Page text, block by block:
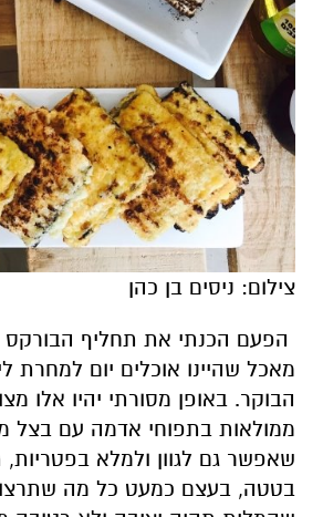
צילום: ניסים בן כהן
הפעם הכנתי את תחליף הבורקס
מאכל שהיינו אוכלים יום למחרת
הבוקר. באופן מסורתי יהיו אלו
ממולאות בתפוחי אדמה עם בצל
שאפשר גם לגוון ולמלא בפטריות,
בטטה, בעצם כמעט כל מה